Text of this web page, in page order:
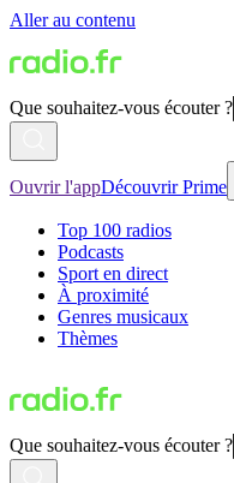
Aller au contenu
Que souhaitez-vous écouter ?
Ouvrir l'appDécouvrir Prime
Top 100 radios
Podcasts
Sport en direct
À proximité
Genres musicaux
Thèmes
Que souhaitez-vous écouter ?